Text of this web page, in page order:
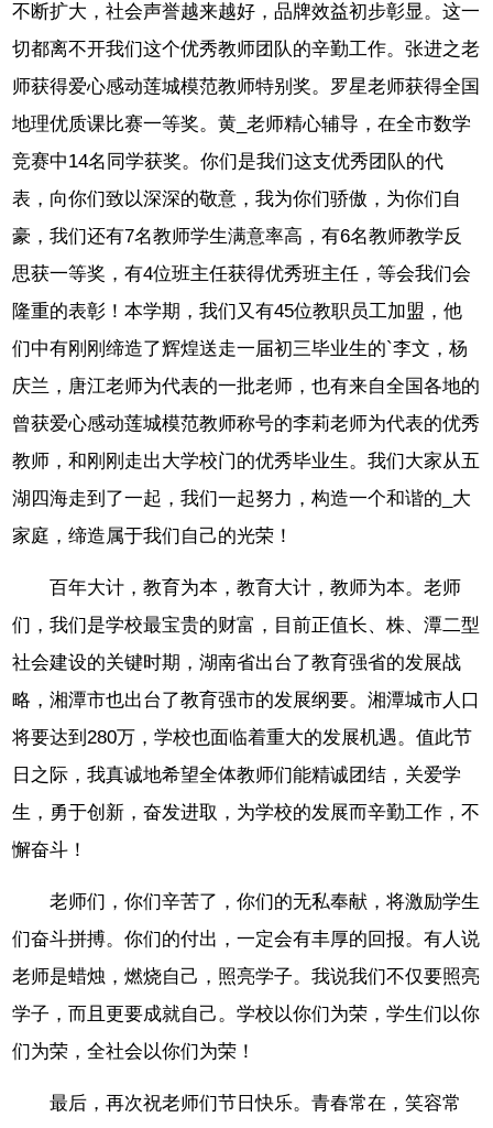
不断扩大，社会声誉越来越好，品牌效益初步彰显。这一
切都离不开我们这个优秀教师团队的辛勤工作。张进之老
师获得爱心感动莲城模范教师特别奖。罗星老师获得全国
地理优质课比赛一等奖。黄_老师精心辅导，在全市数学
竞赛中14名同学获奖。你们是我们这支优秀团队的代
表，向你们致以深深的敬意，我为你们骄傲，为你们自
豪，我们还有7名教师学生满意率高，有6名教师教学反
思获一等奖，有4位班主任获得优秀班主任，等会我们会
隆重的表彰！本学期，我们又有45位教职员工加盟，他
们中有刚刚缔造了辉煌送走一届初三毕业生的`李文，杨
庆兰，唐江老师为代表的一批老师，也有来自全国各地的
曾获爱心感动莲城模范教师称号的李莉老师为代表的优秀
教师，和刚刚走出大学校门的优秀毕业生。我们大家从五
湖四海走到了一起，我们一起努力，构造一个和谐的_大
家庭，缔造属于我们自己的光荣！
百年大计，教育为本，教育大计，教师为本。老师
们，我们是学校最宝贵的财富，目前正值长、株、潭二型
社会建设的关键时期，湖南省出台了教育强省的发展战
略，湘潭市也出台了教育强市的发展纲要。湘潭城市人口
将要达到280万，学校也面临着重大的发展机遇。值此节
日之际，我真诚地希望全体教师们能精诚团结，关爱学
生，勇于创新，奋发进取，为学校的发展而辛勤工作，不
懈奋斗！
老师们，你们辛苦了，你们的无私奉献，将激励学生
们奋斗拼搏。你们的付出，一定会有丰厚的回报。有人说
老师是蜡烛，燃烧自己，照亮学子。我说我们不仅要照亮
学子，而且更要成就自己。学校以你们为荣，学生们以你
们为荣，全社会以你们为荣！
最后，再次祝老师们节日快乐。青春常在，笑容常